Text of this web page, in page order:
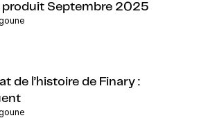
produit Septembre 2025
de l’histoire de Finary :